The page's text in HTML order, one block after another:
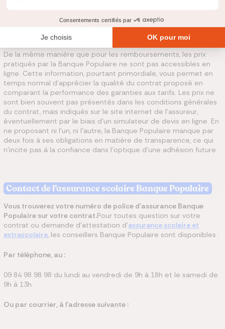
Quel est le tarif de l’assurance scolaire et
extrascolaire Banque Populaire ?
De la même manière que pour les remboursements, les prix
pratiqués par la Banque Populaire ne sont pas accessibles en
ligne. Cette information, pourtant primordiale, vous permet en
temps normal d’apprécier la qualité du contrat proposé en
comparant la performance des garanties aux tarifs. Les prix ne
sont bien souvent pas présentés dans les conditions générales
du contrat, mais indiqués sur le site internet de l’assureur,
éventuellement par le biais d’un simulateur de devis en ligne. En
ne proposant ni l’un, ni l’autre, la Banque Populaire manque par
deux fois à ses obligations en matière de transparence, ce qui
n’incite pas à la confiance dans l’optique d’une adhésion future.
Contact de l’assurance scolaire Banque Populaire
Vous trouverez votre numéro de police d’assurance Banque
Populaire sur votre contrat.Pour toutes question sur votre
contrat ou demande d’attestation d’assurance scolaire et
extrascolaire, les conseillers Banque Populaire sont disponibles :
Par téléphone, au :
09 84 98 98 98 du lundi au vendredi de 9h à 18h et le samedi de
9h à 13h.
Ou par courrier, à l'adresse suivante :